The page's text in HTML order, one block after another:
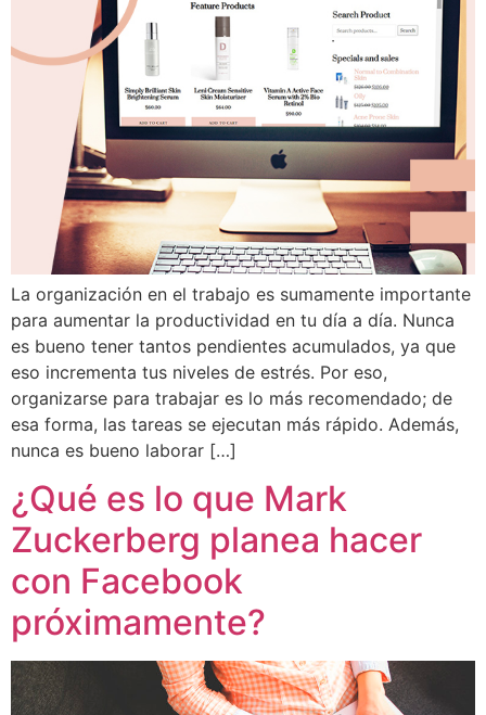
La organización en el trabajo es sumamente importante
para aumentar la productividad en tu día a día. Nunca
es bueno tener tantos pendientes acumulados, ya que
eso incrementa tus niveles de estrés. Por eso,
organizarse para trabajar es lo más recomendado; de
esa forma, las tareas se ejecutan más rápido. Además,
nunca es bueno laborar […]
¿Qué es lo que Mark
Zuckerberg planea hacer
con Facebook
próximamente?